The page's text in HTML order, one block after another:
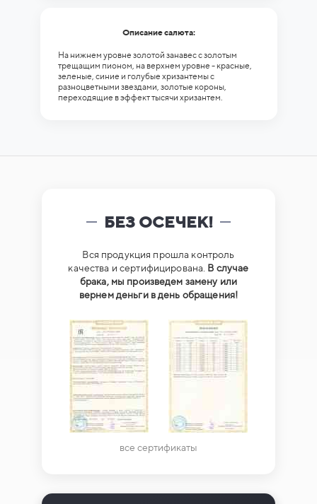
Описание салюта:
На нижнем уровне золотой занавес с золотым
трещащим пионом, на верхнем уровне - красные,
зеленые, синие и голубые хризантемы с
разноцветными звездами, золотые короны,
переходящие в эффект тысячи хризантем.
БЕЗ ОСЕЧЕК!
Вся продукция прошла контроль
качества и сертифицирована. В случае
брака, мы произведем замену или
вернем деньги в день обращения!
все сертификаты